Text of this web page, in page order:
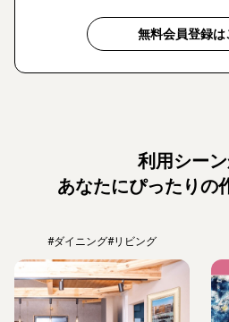
無料会員登録は
利用シー
あなたにぴったりの
#ダイニング#リビング